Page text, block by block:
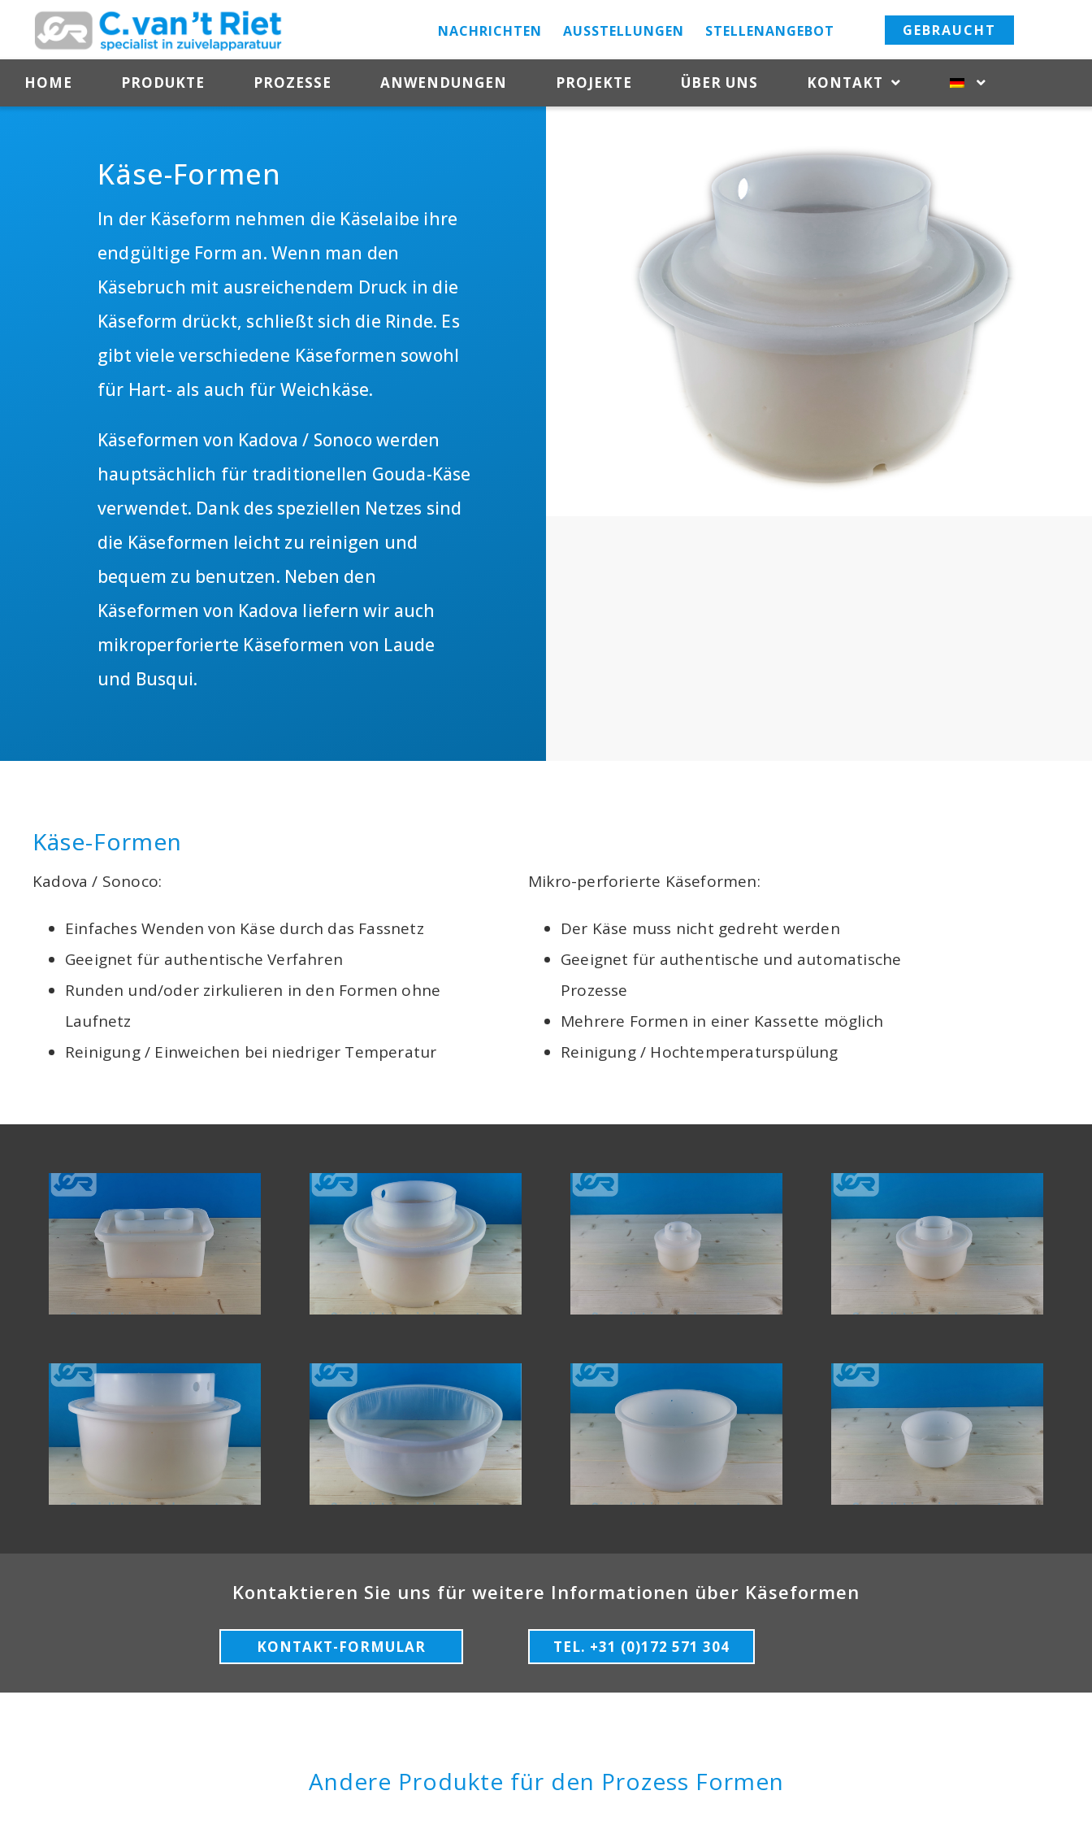
NACHRICHTEN AUSSTELLUNGEN STELLENANGEBOT GEBRAUCHT
HOME PRODUKTE PROZESSE ANWENDUNGEN PROJEKTE ÜBER UNS KONTAKT
Käse-Formen
In der Käseform nehmen die Käselaibe ihre
endgültige Form an. Wenn man den
Käsebruch mit ausreichendem Druck in die
Käseform drückt, schließt sich die Rinde. Es
gibt viele verschiedene Käseformen sowohl
für Hart- als auch für Weichkäse.
Käseformen von Kadova / Sonoco werden
hauptsächlich für traditionellen Gouda-Käse
verwendet. Dank des speziellen Netzes sind
die Käseformen leicht zu reinigen und
bequem zu benutzen. Neben den
Käseformen von Kadova liefern wir auch
mikroperforierte Käseformen von Laude
und Busqui.
Käse-Formen
Kadova / Sonoco:
Einfaches Wenden von Käse durch das Fassnetz
Geeignet für authentische Verfahren
Runden und/oder zirkulieren in den Formen ohne
Laufnetz
Reinigung / Einweichen bei niedriger Temperatur
Mikro-perforierte Käseformen:
Der Käse muss nicht gedreht werden
Geeignet für authentische und automatische
Prozesse
Mehrere Formen in einer Kassette möglich
Reinigung / Hochtemperaturspülung
Kontaktieren Sie uns für weitere Informationen über Käseformen
KONTAKT-FORMULAR TEL. +31 (0)172 571 304
Andere Produkte für den Prozess Formen